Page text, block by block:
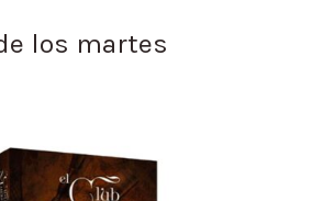
los martes